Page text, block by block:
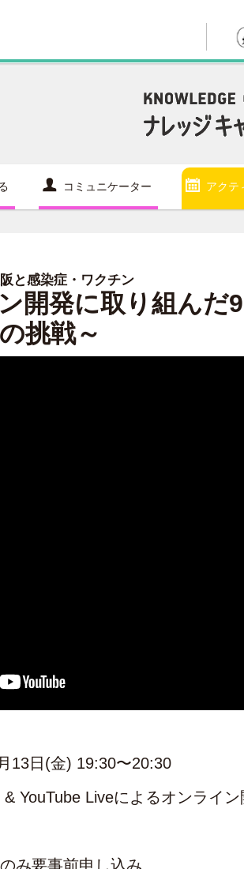
コミュニケーター アクテ
と感染症・ワクチン
開発に取り組んだ
挑戦～
13日(金) 19:30〜20:30
YouTube Liveによるオンライン
み要事前申し込み